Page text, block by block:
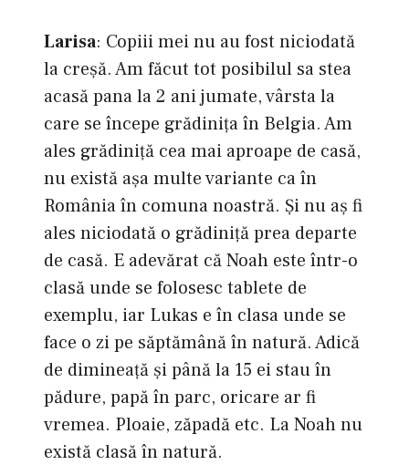
Larisa: Copiii mei nu au fost niciodată
la creșă. Am făcut tot posibilul sa stea
acasă pana la 2 ani jumate, vârsta la
care se începe grădinița în Belgia. Am
ales grădiniță cea mai aproape de casă,
nu există aşa multe variante ca în
România în comuna noastră. Și nu aş fi
ales niciodată o grădiniță prea departe
de casă. E adevărat că Noah este într-o
clasă unde se folosesc tablete de
exemplu, iar Lukas e în clasa unde se
face o zi pe săptămână în natură. Adică
de dimineață și până la 15 ei stau în
pădure, papă în parc, oricare ar fi
vremea. Ploaie, zăpadă etc. La Noah nu
există clasă în natură.